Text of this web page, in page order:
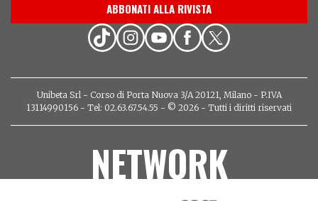
ABBONATI ALLA RIVISTA
Unibeta Srl - Corso di Porta Nuova 3/A 20121, Milano - P.IVA
13114990156 - Tel: 02.63.67.54.55 - © 2026 - Tutti i diritti riservati
NETWORK